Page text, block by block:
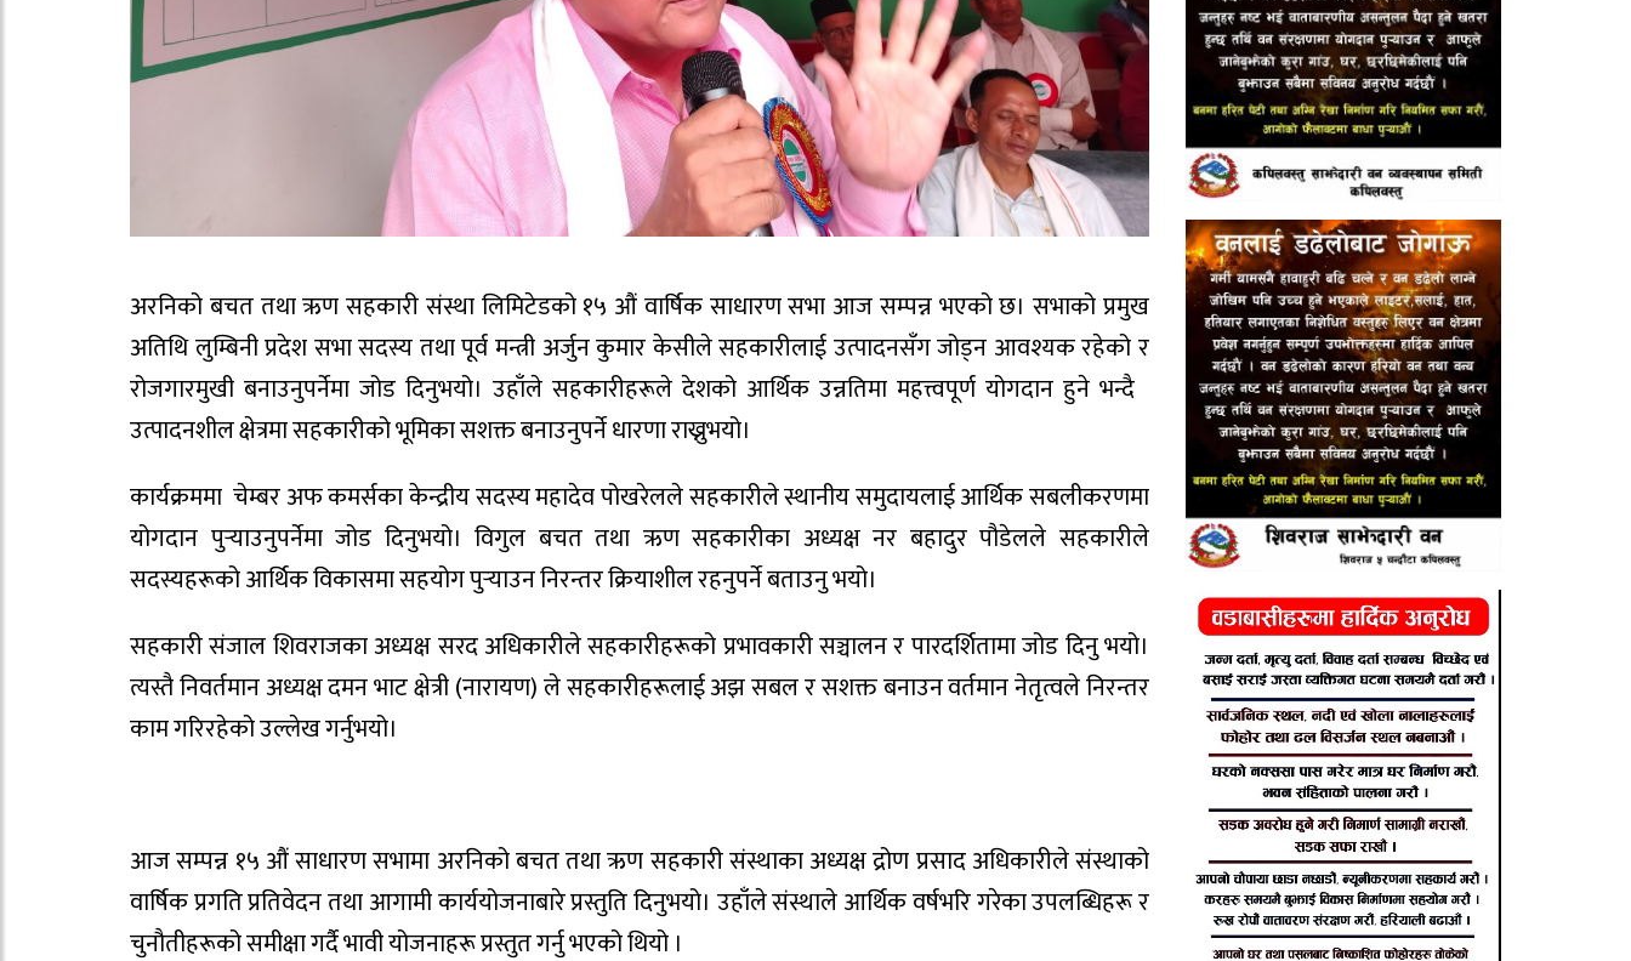
अरनिको बचत तथा ऋण सहकारी संस्था लिमिटेडको १५ औं वार्षिक साधारण सभा आज सम्पन्न भएको छ। सभाको प्रमुख
अतिथि लुम्बिनी प्रदेश सभा सदस्य तथा पूर्व मन्त्री अर्जुन कुमार केसीले सहकारीलाई उत्पादनसँग जोड्न आवश्यक रहेको र
रोजगारमुखी बनाउनुपर्नेमा जोड दिनुभयो। उहाँले सहकारीहरूले देशको आर्थिक उन्नतिमा महत्त्वपूर्ण योगदान हुने भन्दै
उत्पादनशील क्षेत्रमा सहकारीको भूमिका सशक्त बनाउनुपर्ने धारणा राख्नुभयो।
कार्यक्रममा चेम्बर अफ कमर्सका केन्द्रीय सदस्य महादेव पोखरेलले सहकारीले स्थानीय समुदायलाई आर्थिक सबलीकरणमा
योगदान पुर्‍याउनुपर्नेमा जोड दिनुभयो। विगुल बचत तथा ऋण सहकारीका अध्यक्ष नर बहादुर पौडेलले सहकारीले
सदस्यहरूको आर्थिक विकासमा सहयोग पुर्‍याउन निरन्तर क्रियाशील रहनुपर्ने बताउनु भयो।
सहकारी संजाल शिवराजका अध्यक्ष सरद अधिकारीले सहकारीहरूको प्रभावकारी सञ्चालन र पारदर्शितामा जोड दिनु भयो।
त्यस्तै निवर्तमान अध्यक्ष दमन भाट क्षेत्री (नारायण) ले सहकारीहरूलाई अझ सबल र सशक्त बनाउन वर्तमान नेतृत्वले निरन्तर
काम गरिरहेको उल्लेख गर्नुभयो।
आज सम्पन्न १५ औं साधारण सभामा अरनिको बचत तथा ऋण सहकारी संस्थाका अध्यक्ष द्रोण प्रसाद अधिकारीले संस्थाको
वार्षिक प्रगति प्रतिवेदन तथा आगामी कार्ययोजनाबारे प्रस्तुति दिनुभयो। उहाँले संस्थाले आर्थिक वर्षभरि गरेका उपलब्धिहरू र
चुनौतीहरूको समीक्षा गर्दै भावी योजनाहरू प्रस्तुत गर्नु भएको थियो ।